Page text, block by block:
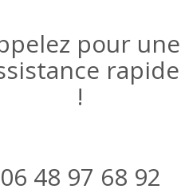
pour une
rapide
!
06 48 97 68 92